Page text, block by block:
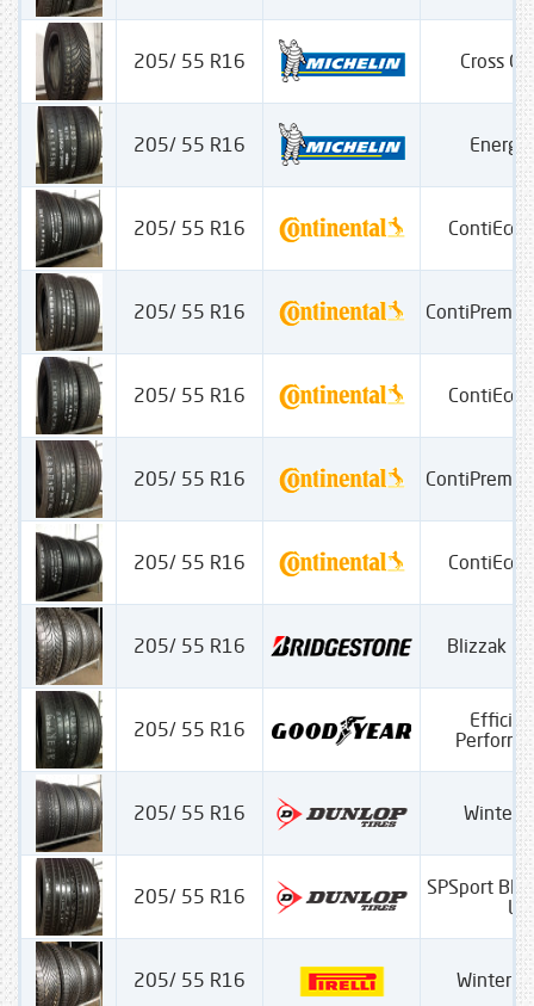
205/ 55 R16 Cross
205/ 55 R16 Energy
205/ 55 R16
205/ 55 R16
205/ 55 R16
205/ 55 R16
205/ 55 R16
205/ 55 R16 Blizzak
205/ 55 R16
205/ 55 R16 Winter
205/ 55 R16
SPSport
205/ 55 R16 Winter